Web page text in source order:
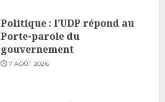
Politique : l’UDP répond au
Porte-parole du
gouvernement
7 AOÛT 2026